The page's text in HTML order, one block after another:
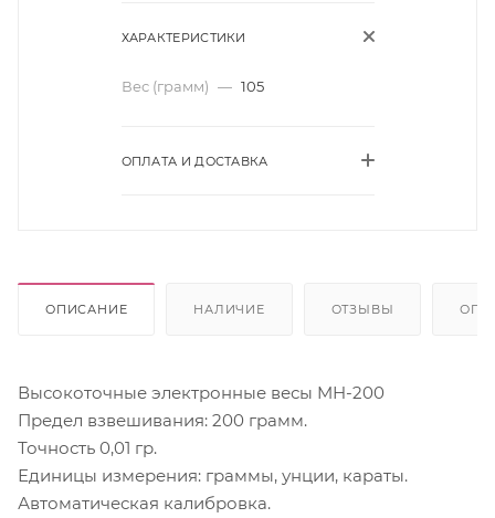
ХАРАКТЕРИСТИКИ
Вес (грамм) — 105
ОПЛАТА И ДОСТАВКА
ОПИСАНИЕ НАЛИЧИЕ ОТЗЫВЫ
Высокоточные электронные весы MH-200
Предел взвешивания: 200 грамм.
Точность 0,01 гр.
Единицы измерения: граммы, унции, караты.
Автоматическая калибровка.